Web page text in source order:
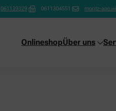
061139329 0611304551 moritz-
OnlineshopÜber uns